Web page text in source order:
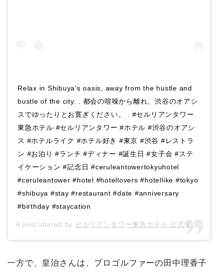
Relax in Shibuya's oasis, away from the hustle and
bustle of the city. . 都会の喧噪から離れ、渋谷のオアシ
スでゆったりとお寛ぎください。 . #セルリアンタワー
東急ホテル #セルリアンタワー #ホテル #渋谷のオアシ
ス #ホテルライク #ホテル好き #東京 #渋谷 #レストラ
ン #お泊り #ランチ #ディナー #誕生日 #女子会 #ステ
イケーション #記念日 #ceruleantowertokyuhotel
#ceruleantower #hotel #hotellovers #hotellike #tokyo
#shibuya #stay #restaurant #date #anniversary
#birthday #staycation
A post shared by セルリアンタワー東急ホテル 公式 (@ceruleantower_tokyu_hotel) on
一方で、皇治さんは、プロゴルファーの田中理香子